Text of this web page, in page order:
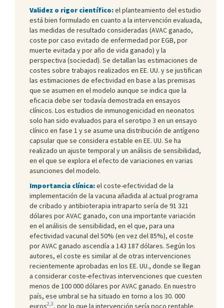
Validez o rigor científico:el planteamiento del estudio
está bien formulado en cuanto a la intervención evaluada,
las medidas de resultado consideradas (AVAC ganado,
coste por caso evitado de enfermedad por EGB, por
muerte evitada y por año de vida ganado) y la
perspectiva (sociedad). Se detallan las estimaciones de
costes sobre trabajos realizados en EE. UU. y se justifican
las estimaciones de efectividad en base a las premisas
que se asumen en el modelo aunque se indica que la
eficacia debe ser todavía demostrada en ensayos
clínicos. Los estudios de inmunogenicidad en neonatos
solo han sido evaluados para el serotipo 3 en un ensayo
clínico en fase 1 y se asume una distribución de antígeno
capsular que se considera estable en EE. UU. Se ha
realizado un ajuste temporal y un análisis de sensibilidad,
en el que se explora el efecto de variaciones en varias
asunciones del modelo.
Importancia clínica:el coste-efectividad de la
implementación de la vacuna añadida al actual programa
de cribado y antibioterapia intraparto sería de 91 321
dólares por AVAC ganado, con una importante variación
en el análisis de sensibilidad, en el que, para una
efectividad vacunal del 50% (en vez del 85%), el coste
por AVAC ganado ascendía a 143 187 dólares. Según los
autores, el coste es similar al de otras intervenciones
recientemente aprobadas en los EE. UU., donde se llegan
a considerar coste-efectivas intervenciones que cuesten
menos de 100 000 dólares por AVAC ganado. En nuestro
país, ese umbral se ha situado en torno a los 30. 000
euros2,3, por lo que la intervención sería poco rentable.